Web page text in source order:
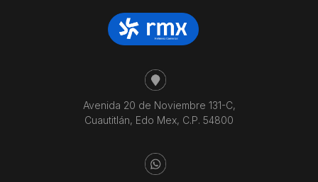
Avenida 20 de Noviembre 131-C,
Cuautitlán, Edo Mex, C.P. 54800